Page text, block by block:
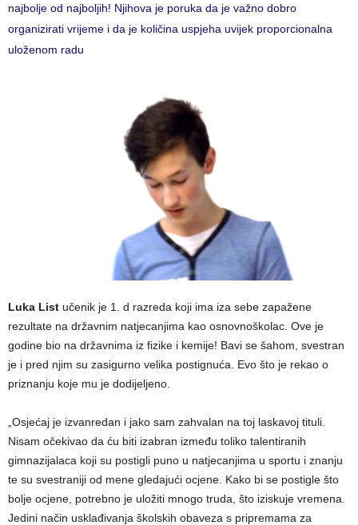
najbolje od najboljih! Njihova je poruka da je važno dobro
organizirati vrijeme i da je količina uspjeha uvijek proporcionalna
uloženom radu
Luka List učenik je 1. d razreda koji ima iza sebe zapažene
rezultate na državnim natjecanjima kao osnovnoškolac. Ove je
godine bio na državnima iz fizike i kemije! Bavi se šahom, svestran
je i pred njim su zasigurno velika postignuća. Evo što je rekao o
priznanju koje mu je dodijeljeno.
„Osjećaj je izvanredan i jako sam zahvalan na toj laskavoj tituli.
Nisam očekivao da ću biti izabran između toliko talentiranih
gimnazijalaca koji su postigli puno u natjecanjima u sportu i znanju
te su svestraniji od mene gledajući ocjene. Kako bi se postigle što
bolje ocjene, potrebno je uložiti mnogo truda, što iziskuje vremena.
Jedini način usklađivanja školskih obaveza s pripremama za